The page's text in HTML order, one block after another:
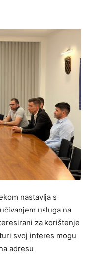
nastavlja s
usluga na
za korištenje
svoj interes mogu
adresu